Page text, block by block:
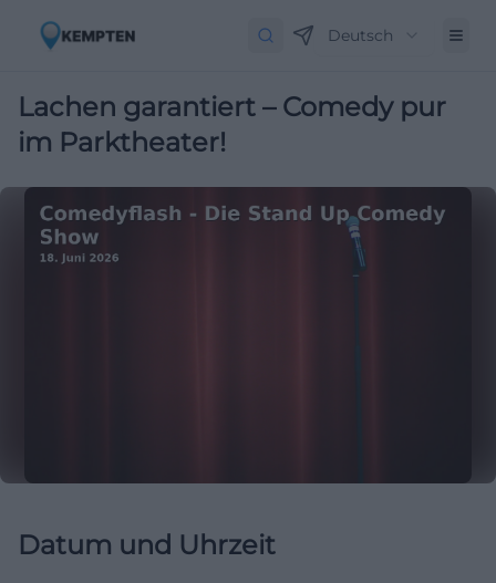
Deutsch
Lachen garantiert – Comedy pur
im Parktheater!
Datum und Uhrzeit